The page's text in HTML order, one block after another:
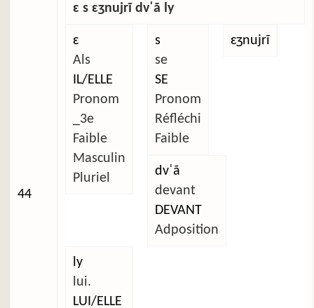
44
ɛ s ɛʒnujrĩ dvˈã ly
ɛ
Als
IL/ELLE
Pronom
_3e
Faible
Masculin
Pluriel
s
se
SE
Pronom
Réfléchi
Faible
ɛʒnujrĩ
dvˈã
devant
DEVANT
Adposition
ly
lui.
LUI/ELLE